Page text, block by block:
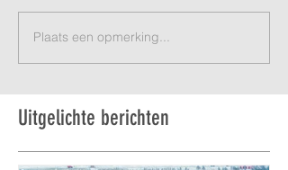
Plaats een opmerking...
Uitgelichte berichten